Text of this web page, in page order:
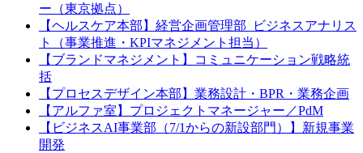
ー（東京拠点）
【ヘルスケア本部】経営企画管理部_ビジネスアナリス
ト（事業推進・KPIマネジメント担当）
【ブランドマネジメント】コミュニケーション戦略統
括
【プロセスデザイン本部】業務設計・BPR・業務企画
【アルファ室】プロジェクトマネージャー／PdM
【ビジネスAI事業部（7/1からの新設部門）】新規事業
開発